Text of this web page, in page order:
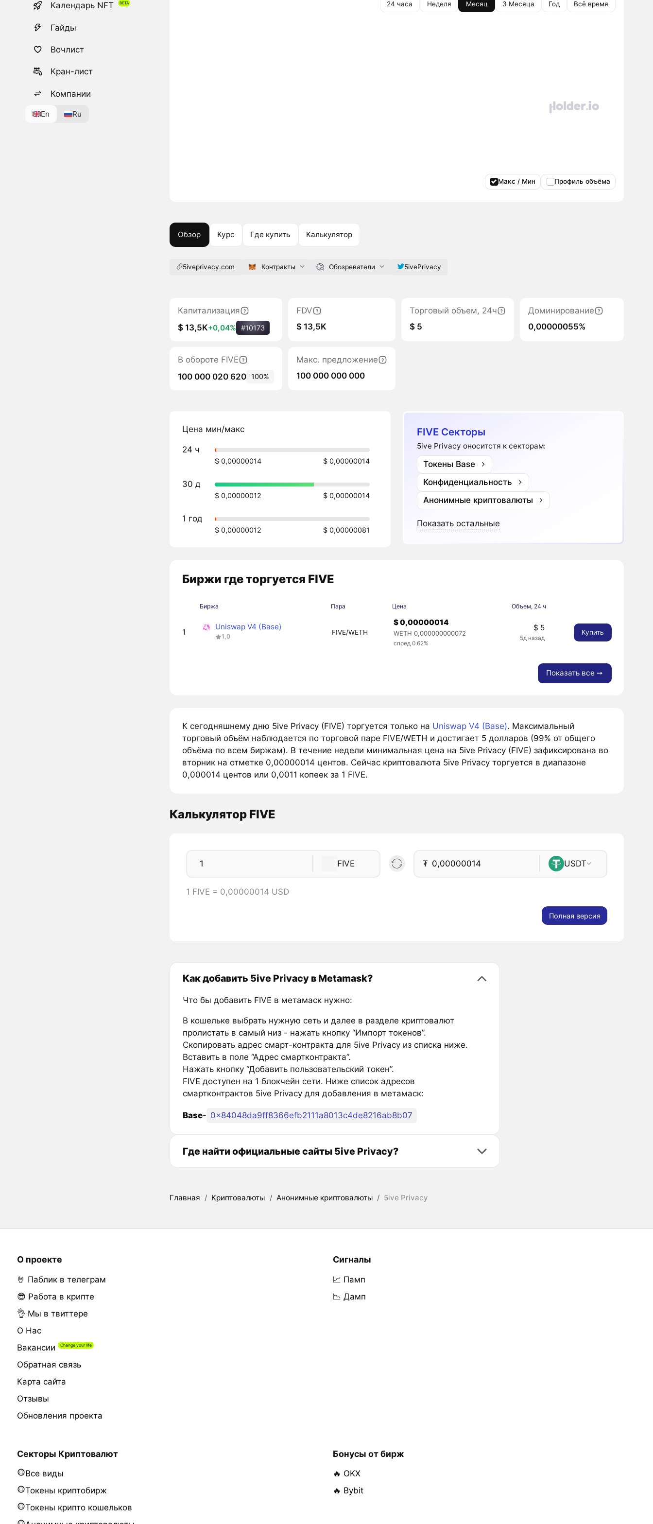
Календарь NFT
Гайды
Вочлист
Кран-лист
Компании
En Ru
24 часа Неделя Месяц 3 Месяца Год Всё время
Макс / Мин Профиль объёма
Обзор Курс Где купить Калькулятор
5iveprivacy.com Контракты Обозреватели 5ivePrivacy
Капитализация
$ 13,5K+0,04% #10173
FDV
$ 13,5K
Торговый объем, 24ч
$ 5
Доминирование
0,00000055%
В обороте FIVE
100 000 020 620
100%
Макс. предложение
100 000 000 000
Цена мин/макс
24 ч
$ 0,00000014 $ 0,00000014
30 д
$ 0,00000012 $ 0,00000014
1 год
$ 0,00000012 $ 0,00000081
FIVE Секторы
5ive Privacy оноситстя к секторам:
Токены Base
Конфиденциальность
Анонимные криптовалюты
Показать остальные
Биржи где торгуется FIVE
Биржа Пара Цена Объем, 24 ч
1
Uniswap V4 (Base)
1,0
FIVE/WETH
$ 0,00000014
WETH 0,000000000072
спред 0.62%
$ 5
5д назад
Купить
Показать все ➙
К сегодняшнему дню 5ive Privacy (FIVE) торгуется только на Uniswap V4 (Base). Максимальный
торговый объём наблюдается по торговой паре FIVE/WETH и достигает 5 долларов (99% от общего
объёма по всем биржам). В течение недели минимальная цена на 5ive Privacy (FIVE) зафиксирована во
вторник на отметке 0,00000014 центов. Сейчас криптовалюта 5ive Privacy торгуется в диапазоне
0,000014 центов или 0,0011 копеек за 1 FIVE.
Калькулятор FIVE
FIVE ₮ USDT
1 FIVE = 0,00000014 USD
Полная версия
Как добавить 5ive Privacy в Metamask?
Что бы добавить FIVE в метамаск нужно:
В кошельке выбрать нужную сеть и далее в разделе криптовалют
пролистать в самый низ - нажать кнопку “Импорт токенов”.
Скопировать адрес смарт-контракта для 5ive Privacy из списка ниже.
Вставить в поле “Адрес смартконтракта”.
Нажать кнопку “Добавить пользовательский токен”.
FIVE доступен на 1 блокчейн сети. Ниже список адресов
смартконтрактов 5ive Privacy для добавления в метамаск:
Base- 0x84048da9ff8366efb2111a8013c4de8216ab8b07
Где найти официальные сайты 5ive Privacy?
Главная / Криптовалюты / Анонимные криптовалюты / 5ive Privacy
О проекте
🤘 Паблик в телеграм
😎 Работа в крипте
👌 Мы в твиттере
О Нас
Вакансии
Обратная связь
Карта сайта
Отзывы
Обновления проекта
Сигналы
📈 Памп
📉 Дамп
Секторы Криптовалют
Все виды
Токены криптобирж
Токены крипто кошельков
Бонусы от бирж
🔥 OKX
🔥 Bybit